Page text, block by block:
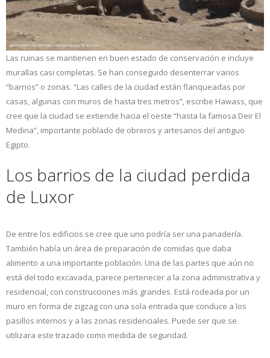
Las ruinas se mantienen en buen estado de conservación e incluye
murallas casi completas. Se han conseguido desenterrar varios
“barrios” o zonas. “Las calles de la ciudad están flanqueadas por
casas, algunas con muros de hasta tres metros”, escribe Hawass, que
cree que la ciudad se extiende hacia el oeste “hasta la famosa Deir El
Medina”, importante poblado de obreros y artesanos del antiguo
Egipto.
Los barrios de la ciudad perdida
de Luxor
De entre los edificios se cree que uno podría ser una panadería.
También había un área de preparación de comidas que daba
alimento a una importante población. Una de las partes que aún no
está del todo excavada, parece pertenecer a la zona administrativa y
residencial, con construcciones más grandes. Está rodeada por un
muro en forma de zigzag con una sola entrada que conduce a los
pasillos internos y a las zonas residenciales. Puede ser que se
utilizara este trazado como medida de seguridad.